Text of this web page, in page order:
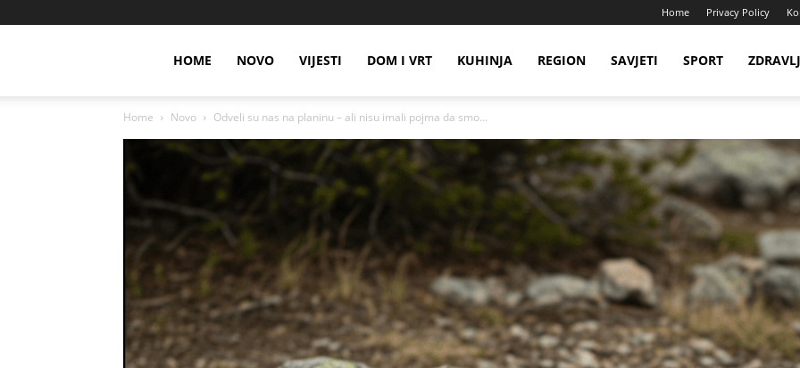
Home Privacy Policy
HOME NOVO VIJESTI DOM I VRT KUHINJA REGION SAVJETI SPORT
Home Novo Odveli su nas na planinu – ali nisu imali pojma da smo...